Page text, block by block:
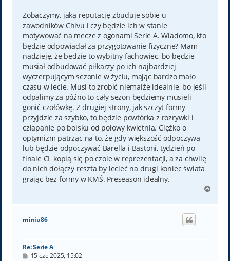
Zobaczymy, jaką reputację zbuduje sobie u
zawodników Chivu i czy będzie ich w stanie
motywować na mecze z ogonami Serie A. Wiadomo, kto
będzie odpowiadał za przygotowanie fizyczne? Mam
nadzieję, że bedzie to wybitny fachowiec, bo będzie
musiał odbudować piłkarzy po ich najbardziej
wyczerpującym sezonie w życiu, mając bardzo mało
czasu w lecie. Musi to zrobić niemalże idealnie, bo jeśli
odpalimy za późno to cały sezon będziemy musieli
gonić czołówkę. Z drugiej strony, jak szczyt formy
przyjdzie za szybko, to będzie powtórka z rozrywki i
człapanie po boisku od połowy kwietnia. Ciężko o
optymizm patrząc na to, że gdy większość odpoczywa
lub będzie odpoczywać Barella i Bastoni, tydzień po
finale CL kopią się po czole w reprezentacji, a za chwilę
do nich dołączy reszta by lecieć na drugi koniec świata
grając bez formy w KMŚ. Preseason idealny.
g
miniu86
Re: Serie A
P15 cze 2025, 15:02